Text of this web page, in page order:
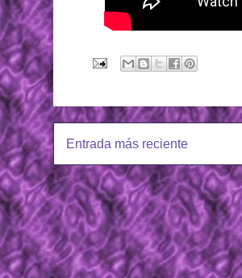
Entrada más reciente